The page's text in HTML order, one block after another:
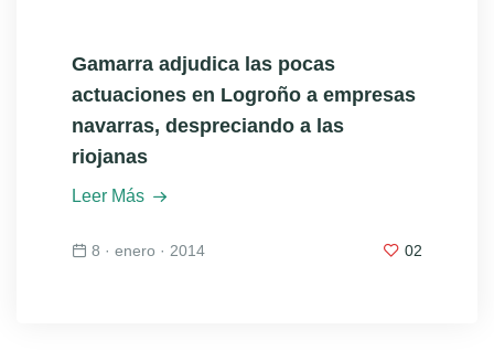
Gamarra adjudica las pocas
actuaciones en Logroño a empresas
navarras, despreciando a las
riojanas
Leer Más
8 · enero · 2014 02